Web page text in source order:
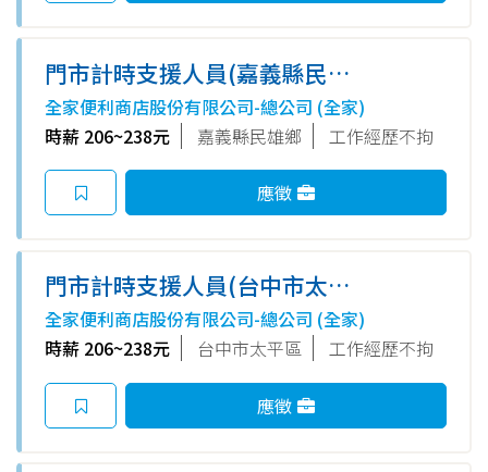
門市計時支援人員(嘉義縣民雄
鄉)
全家便利商店股份有限公司-總公司 (全家)
時薪 206~238元
嘉義縣民雄鄉 工作經歷不拘
應徵
門市計時支援人員(台中市太平
區)
全家便利商店股份有限公司-總公司 (全家)
時薪 206~238元
台中市太平區 工作經歷不拘
應徵